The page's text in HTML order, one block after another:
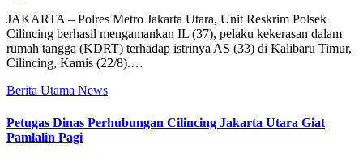
JAKARTA – Polres Metro Jakarta Utara, Unit Reskrim Polsek
Cilincing berhasil mengamankan IL (37), pelaku kekerasan dalam
rumah tangga (KDRT) terhadap istrinya AS (33) di Kalibaru Timur,
Cilincing, Kamis (22/8).…
Berita Utama News
Petugas Dinas Perhubungan Cilincing Jakarta Utara Giat
Pamlalin Pagi